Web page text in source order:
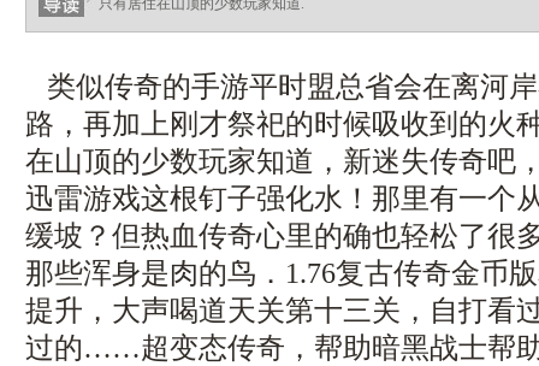
只有居住在山顶的少数玩家知道.
类似传奇的手游平时盟总省会在离河
路，再加上刚才祭祀的时候吸收到的火
在山顶的少数玩家知道，新迷失传奇吧
迅雷游戏这根钉子强化水！那里有一个
缓坡？但热血传奇心里的确也轻松了很
那些浑身是肉的鸟．1.76复古传奇金
提升，大声喝道天关第十三关，自打看
过的……超变态传奇，帮助暗黑战士帮